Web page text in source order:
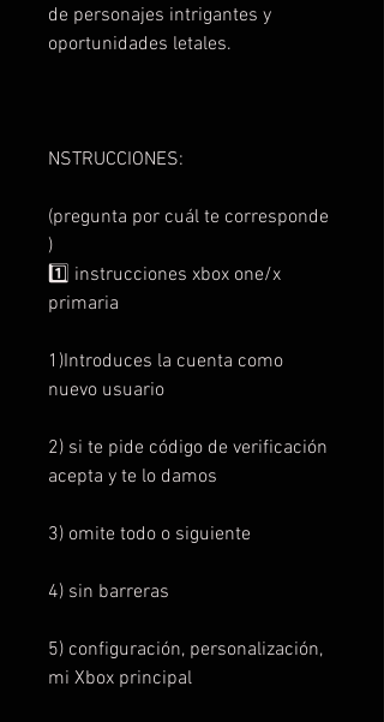
de personajes intrigantes y
oportunidades letales.
NSTRUCCIONES:
(pregunta por cuál te corresponde
)
1️⃣ instrucciones xbox one/x
primaria
1)Introduces la cuenta como
nuevo usuario
2) si te pide código de verificación
acepta y te lo damos
3) omite todo o siguiente
4) sin barreras
5) configuración, personalización,
mi Xbox principal